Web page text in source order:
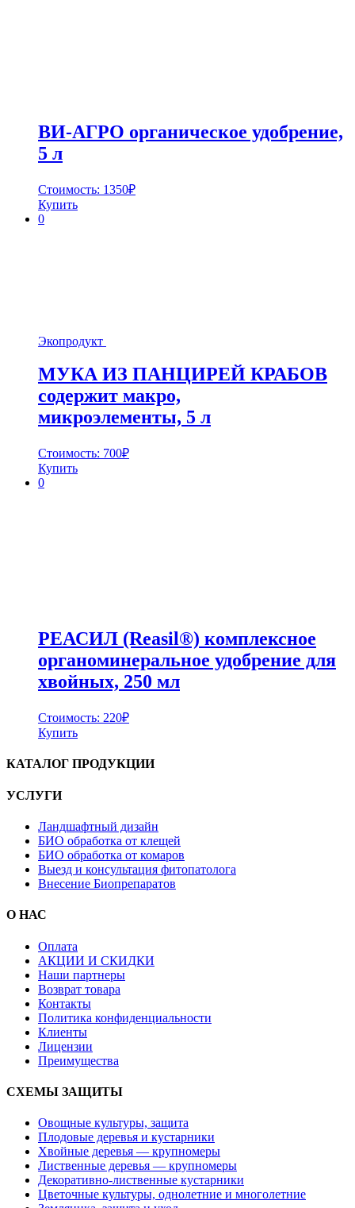
ВИ-АГРО органическое удобрение,
5 л
Стоимость: 1350₽
Купить
0
Экопродукт
МУКА ИЗ ПАНЦИРЕЙ КРАБОВ
содержит макро,
микроэлементы, 5 л
Стоимость: 700₽
Купить
0
РЕАСИЛ (Reasil®) комплексное
органоминеральное удобрение для
хвойных, 250 мл
Стоимость: 220₽
Купить
КАТАЛОГ ПРОДУКЦИИ
УСЛУГИ
Ландшафтный дизайн
БИО обработка от клещей
БИО обработка от комаров
Выезд и консультация фитопатолога
Внесение Биопрепаратов
О НАС
Оплата
АКЦИИ И СКИДКИ
Наши партнеры
Возврат товара
Контакты
Политика конфиденциальности
Клиенты
Лицензии
Преимущества
СХЕМЫ ЗАЩИТЫ
Овощные культуры, защита
Плодовые деревья и кустарники
Хвойные деревья — крупномеры
Лиственные деревья — крупномеры
Декоративно-лиственные кустарники
Цветочные культуры, однолетние и многолетние